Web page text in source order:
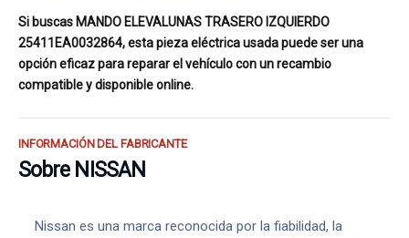
Si buscas MANDO ELEVALUNAS TRASERO IZQUIERDO
25411EA0032864, esta pieza eléctrica usada puede ser una
opción eficaz para reparar el vehículo con un recambio
compatible y disponible online.
INFORMACIÓN DEL FABRICANTE
Sobre NISSAN
Nissan es una marca reconocida por la fiabilidad, la